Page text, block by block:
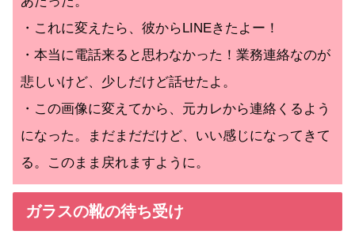
・これに変えたら、彼からLINEきたよー！
・本当に電話来ると思わなかった！業務連絡なのが
悲しいけど、少しだけど話せたよ。
・この画像に変えてから、元カレから連絡くるよう
になった。まだまだだけど、いい感じになってきて
る。このまま戻れますように。
ガラスの靴の待ち受け